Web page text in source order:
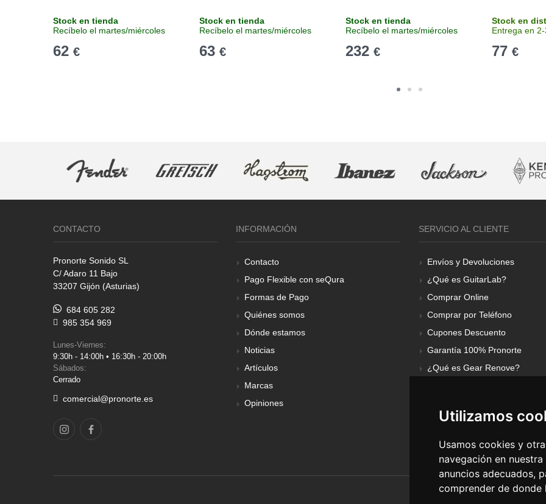
Utilizamos
Usamos cookies y
navegación en
anuncios adecuados,
comprender de donde
Stock en tienda
Recíbelo el martes/miércoles
62 €
Stock en tienda
Recíbelo el martes/miércoles
63 €
Stock en tienda
Recíbelo el martes/miércoles
232 €
Stock en
Entrega en
77 €
CONTACTO
Pronorte Sonido SL
C/ Adaro 11 Bajo
33207 Gijón (Asturias)
684 605 282
985 354 969
Lunes-Viernes:
9:30h - 14:00h • 16:30h - 20:00h
Sábados:
Cerrado
comercial@pronorte.es
INFORMACIÓN
Contacto
Pago Flexible con seQura
Formas de Pago
Quiénes somos
Dónde estamos
Noticias
Artículos
Marcas
Opiniones
SERVICIO AL CLIENTE
Envíos y Devoluciones
¿Qué es GuitarLab?
Comprar Online
Comprar por Teléfono
Cupones Descuento
Garantía 100% Pronorte
¿Qué es Gear Renove?